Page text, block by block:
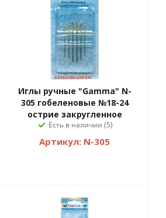
Иглы ручные "Gamma" N-
305 гобеленовые №18-24
острие закругленное
Есть в наличии (5)
Артикул: N-305